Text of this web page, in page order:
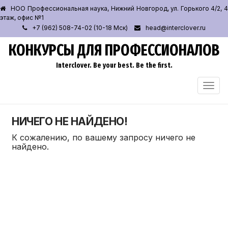
НОО Профессиональная наука, Нижний Новгород, ул. Горького 4/2, 4
этаж, офис №1
+7 (962) 508-74-02 (10-18 Мск)
head@interclover.ru
КОНКУРСЫ ДЛЯ ПРОФЕССИОНАЛОВ
Interclover. Be your best. Be the first.
НИЧЕГО НЕ НАЙДЕНО!
К сожалению, по вашему запросу ничего не
найдено.